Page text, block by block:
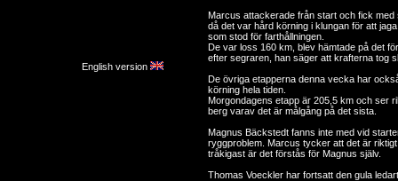
English version
Marcus attackerade från start och fick
då det var hård körning i klungan för att
som stod för farthållningen.
De var loss 160 km, blev hämtade på det
efter segraren, han säger att krafterna tog
De övriga etapperna denna vecka har
körning hela tiden.
Morgondagens etapp är 205,5 km och ser
berg varav det är målgång på det sista.
Magnus Bäckstedt fanns inte med vid
ryggproblem. Marcus tycker att det är
tråkigast är det förstås för Magnus själv.
Thomas Voeckler har fortsatt den gula